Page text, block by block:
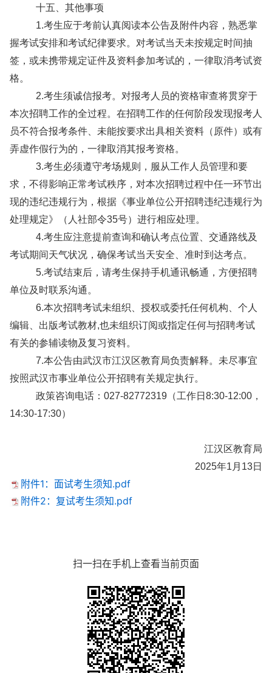
十五、其他事项
1.考生应于考前认真阅读本公告及附件内容，熟悉掌
握考试安排和考试纪律要求。对考试当天未按规定时间抽
签，或未携带规定证件及资料参加考试的，一律取消考试资
格。
2.考生须诚信报考。对报考人员的资格审查将贯穿于
本次招聘工作的全过程。在招聘工作的任何阶段发现报考人
员不符合报考条件、未能按要求出具相关资料（原件）或有
弄虚作假行为的，一律取消其报考资格。
3.考生必须遵守考场规则，服从工作人员管理和要
求，不得影响正常考试秩序，对本次招聘过程中任一环节出
现的违纪违规行为，根据《事业单位公开招聘违纪违规行为
处理规定》（人社部令35号）进行相应处理。
4.考生应注意提前查询和确认考点位置、交通路线及
考试期间天气状况，确保考试当天安全、准时到达考点。
5.考试结束后，请考生保持手机通讯畅通，方便招聘
单位及时联系沟通。
6.本次招聘考试未组织、授权或委托任何机构、个人
编辑、出版考试教材,也未组织订阅或指定任何与招聘考试
有关的参辅读物及复习资料。
7.本公告由武汉市江汉区教育局负责解释。未尽事宜
按照武汉市事业单位公开招聘有关规定执行。
政策咨询电话：027-82772319（工作日8:30-12:00，
14:30-17:30）
江汉区教育局
2025年1月13日
附件1：面试考生须知.pdf
附件2：复试考生须知.pdf
扫一扫在手机上查看当前页面